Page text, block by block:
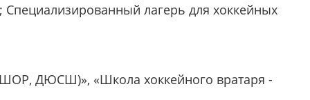
лагерь для хоккейных
ДЮСШ)», «Школа хоккейного вратаря -